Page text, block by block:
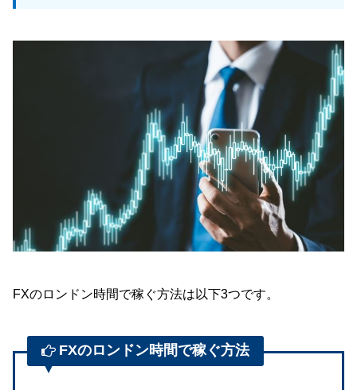
FXのロンドン時間で稼ぐ方法は以下3つです。
FXのロンドン時間で稼ぐ方法